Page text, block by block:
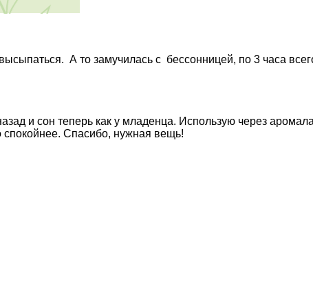
А то замучилась с бессонницей, по 3 часа
и сон теперь как у младенца. Использую через
спокойнее. Спасибо, нужная вещь!